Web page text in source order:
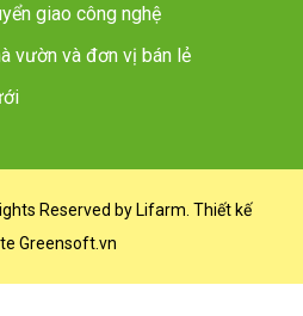
giao công nghệ
vườn và đơn vị bán lẻ
Reserved by Lifarm. Thiết kế
Greensoft.vn